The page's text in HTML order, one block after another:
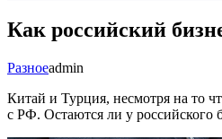
Как российский
Разноеadmin
Китай и Турция, несмотря на то
с РФ. Остаются ли у российского